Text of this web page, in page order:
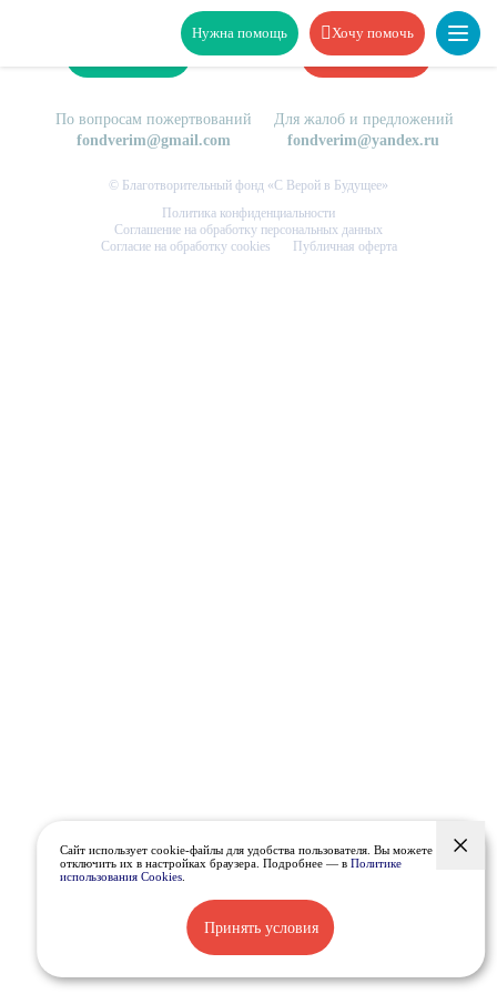
Нужна помощь
Хочу помочь
Хочу помочь
По вопросам пожертвований
fondverim@gmail.com
Для жалоб и предложений
fondverim@yandex.ru
© Благотворительный фонд «С Верой в Будущее»
Политика конфиденциальности
Соглашение на обработку персональных данных
Согласие на обработку cookies
Публичная оферта
Сайт использует cookie-файлы для удобства пользователя. Вы можете
отключить их в настройках браузера. Подробнее — в Политике
использования Cookies.
Принять условия